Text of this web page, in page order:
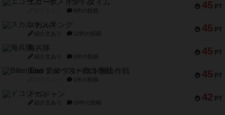
45 PT
エコーズ・オブ・タイム
8件の投稿
45 PT
スカルキング
紹介文あり 12件の投稿
45 PT
海兵隊
紹介文あり 1件の投稿
45 PT
Bitter End ブタペスト救出作戦
1件の投稿
42 PT
ドコジャン
紹介文あり 10件の投稿